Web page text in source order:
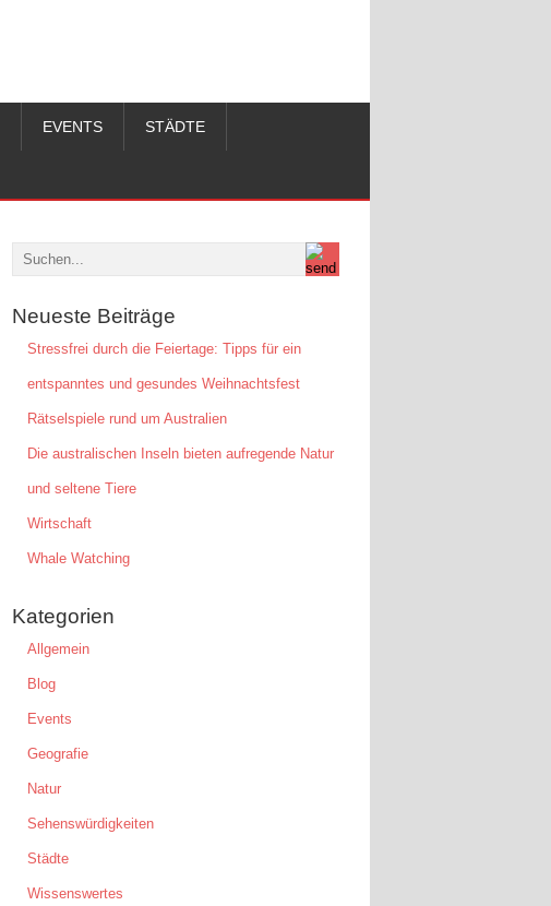
EVENTS STÄDTE
Neueste Beiträge
Stressfrei durch die Feiertage: Tipps für ein
entspanntes und gesundes Weihnachtsfest
Rätselspiele rund um Australien
Die australischen Inseln bieten aufregende Natur
und seltene Tiere
Wirtschaft
Whale Watching
Kategorien
Allgemein
Blog
Events
Geografie
Natur
Sehenswürdigkeiten
Städte
Wissenswertes